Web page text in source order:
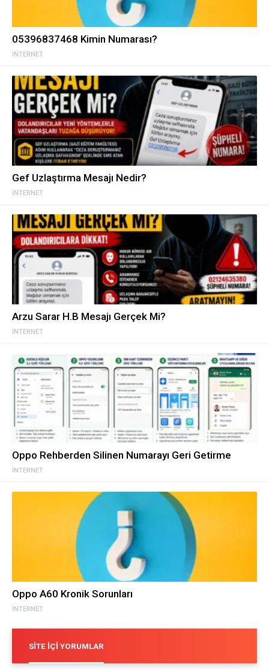
İNTERNET
05396837468 Kimin Numarası?
İNTERNET
Gef Uzlaştırma Mesajı Nedir?
İNTERNET
Arzu Sarar H.B Mesajı Gerçek Mi?
İNTERNET
Oppo Rehberden Silinen Numarayı Geri Getirme
İNTERNET
Oppo A60 Kronik Sorunları
SITE İÇI YORUMLAR